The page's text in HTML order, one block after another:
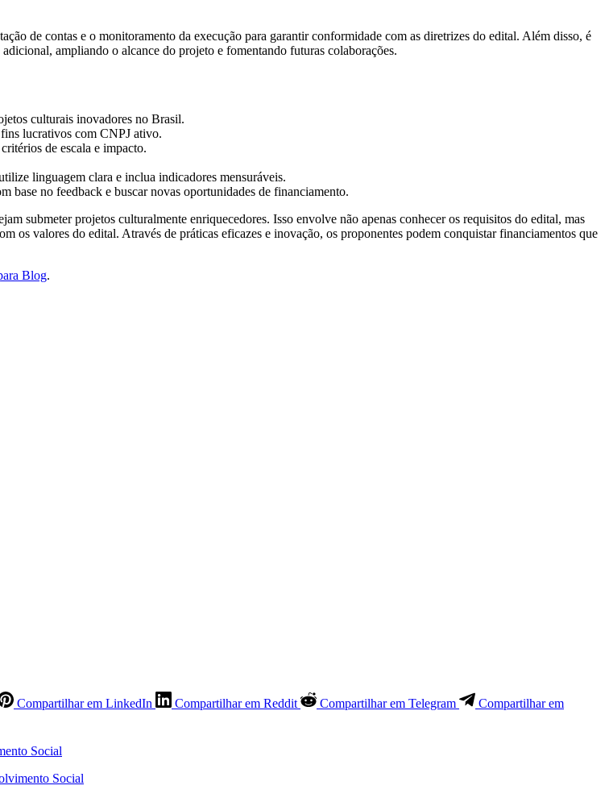
de contas e o monitoramento da execução para garantir conformidade com as diretrizes do edital. Além disso, é
ampliando o alcance do projeto e fomentando futuras colaborações.
culturais inovadores no Brasil.
fins lucrativos com CNPJ ativo.
de escala e impacto.
linguagem clara e inclua indicadores mensuráveis.
base no feedback e buscar novas oportunidades de financiamento.
submeter projetos culturalmente enriquecedores. Isso envolve não apenas conhecer os requisitos do edital, mas
os valores do edital. Através de práticas eficazes e inovação, os proponentes podem conquistar financiamentos que
Blog.
Compartilhar em LinkedIn Compartilhar em Reddit Compartilhar em Telegram
Compartilhar em
Social